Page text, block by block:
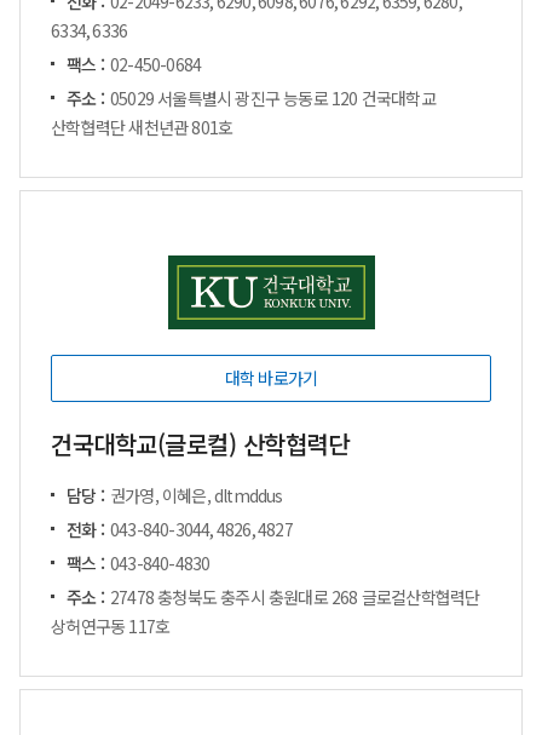
6334, 6336
팩스 : 02-450-0684
주소 : 05029 서울특별시 광진구 능동로 120 건국대학교
산학협력단 새천년관 801호
대학 바로가기
건국대학교(글로컬) 산학협력단
담당 : 권가영, 이혜은, dltmddus
전화 : 043-840-3044, 4826, 4827
팩스 : 043-840-4830
주소 : 27478 충청북도 충주시 충원대로 268 글로컬산학협력단
상허연구동 117호